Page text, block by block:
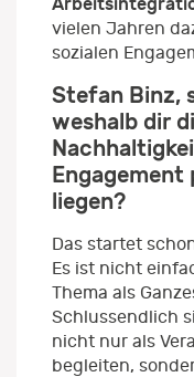
vielen Jahren
sozialen
Stefan Binz,
weshalb dir
Engagement
liegen?
Das startet
Es ist nicht
Thema als
Schlussendlich
nicht nur als
begleiten,